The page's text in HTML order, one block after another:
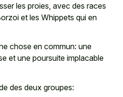
les proies, avec des races
et les Whippets qui en
chose en commun: une
et une poursuite implacable
des deux groupes: